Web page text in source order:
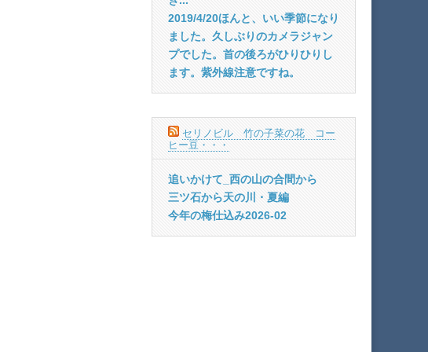
2019/4/20ほんと、いい季節になり
ました。久しぶりのカメラジャン
プでした。首の後ろがひりひりし
ます。紫外線注意ですね。
セリノビル 竹の子菜の花 コー
ヒー豆・・・
追いかけて_西の山の合間から
三ツ石から天の川・夏編
今年の梅仕込み2026-02